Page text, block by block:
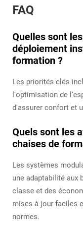
FAQ
Quelles sont
déploiement
formation ?
Les priorités clés
l'optimisation de
d'assurer confort et
Quels sont les
chaises de
Les systèmes
une adaptabilité aux
classe et des
mises à jour faciles
normes.